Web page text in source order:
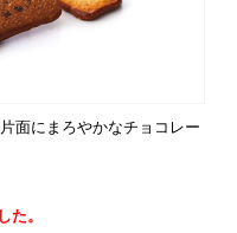
面にまろやかなチョコレー
た。